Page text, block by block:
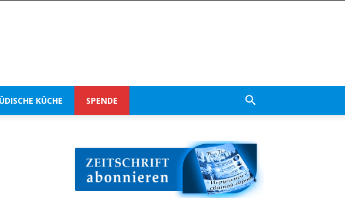
KÜCHE SPENDE